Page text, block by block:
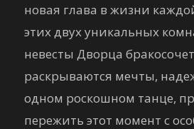
новая глава в жизни
этих двух уникальных
невесты Дворца
раскрываются мечты,
одном роскошном танце,
пережить этот момент с